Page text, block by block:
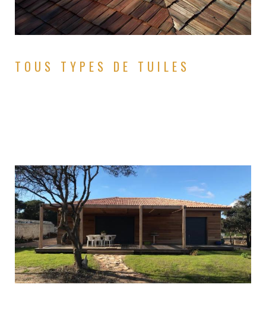
TOUS TYPES DE TUILES